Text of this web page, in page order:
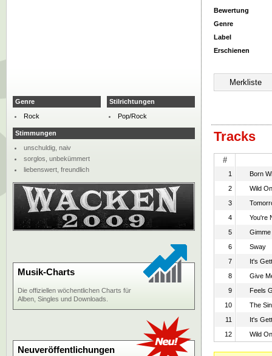
Bewertung
Genre
Label
Erschienen
Tracks
#
1
Born
2
Wild
3
4
You're
5
6
Sway
7
It's
8
Give
9
Feels
10
The
11
It's
12
Wild
Genre
Rock
Stilrichtungen
Pop/Rock
Stimmungen
unschuldig, naiv
sorglos, unbekümmert
liebenswert, freundlich
Musik-Charts
Die offiziellen wöchentlichen Charts für
Alben, Singles und Downloads.
Neuveröffentlichungen